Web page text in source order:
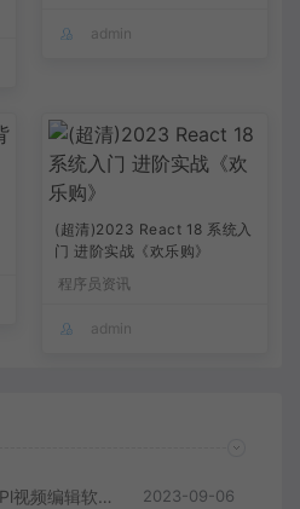
admin
(超清)2023 React 18 系统入
门 进阶实战《欢乐购》
程序员资讯
admin
Adobe Prelude CC2022Pl视频编辑软件中文直装版 2023-09-06